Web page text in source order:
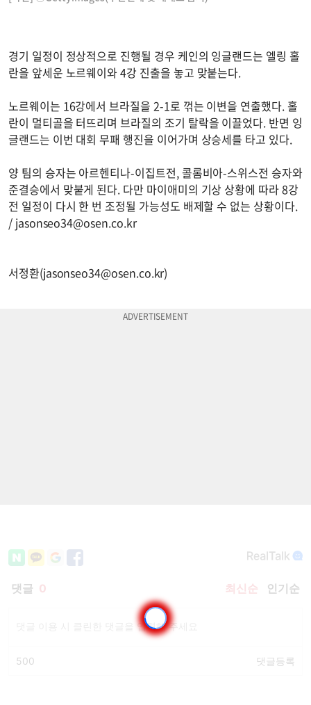
경기 일정이 정상적으로 진행될 경우 케인의 잉글랜드는 엘링 홀
란을 앞세운 노르웨이와 4강 진출을 놓고 맞붙는다.
노르웨이는 16강에서 브라질을 2-1로 꺾는 이변을 연출했다. 홀
란이 멀티골을 터뜨리며 브라질의 조기 탈락을 이끌었다. 반면 잉
글랜드는 이번 대회 무패 행진을 이어가며 상승세를 타고 있다.
양 팀의 승자는 아르헨티나-이집트전, 콜롬비아-스위스전 승자와
준결승에서 맞붙게 된다. 다만 마이애미의 기상 상황에 따라 8강
전 일정이 다시 한 번 조정될 가능성도 배제할 수 없는 상황이다.
/ jasonseo34@osen.co.kr
서정환(jasonseo34@osen.co.kr)